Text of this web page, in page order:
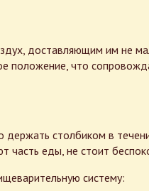
доставляющим им не
положение, что
столбиком в
часть еды, не стоит
систему: